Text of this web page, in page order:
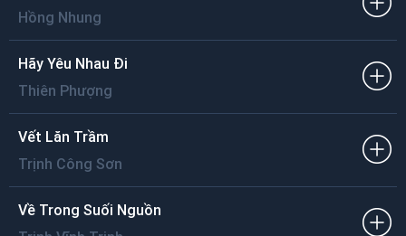
Hồng Nhung
Hãy Yêu Nhau Đi
Thiên Phượng
Vết Lăn Trầm
Trịnh Công Sơn
Về Trong Suối Nguồn